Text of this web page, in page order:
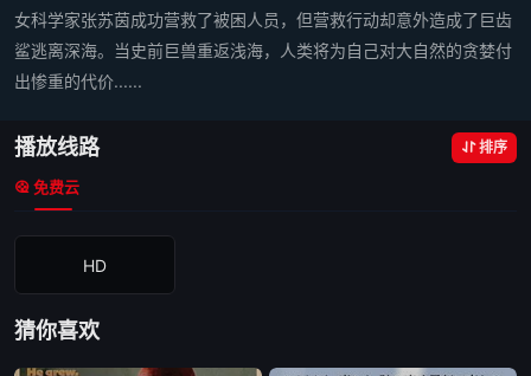
女科学家张苏茵成功营救了被困人员，但营救行动却意外造成了巨齿
鲨逃离深海。当史前巨兽重返浅海，人类将为自己对大自然的贪婪付
出惨重的代价......
播放线路 排序
免费云
HD
猜你喜欢